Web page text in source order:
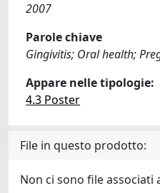
2007
Parole chiave
Gingivitis; Oral health;
Appare nelle tipologie:
4.3 Poster
File in questo prodotto:
Non ci sono file